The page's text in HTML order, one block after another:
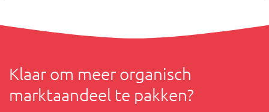
Klaar om meer organisch
marktaandeel te pakken?